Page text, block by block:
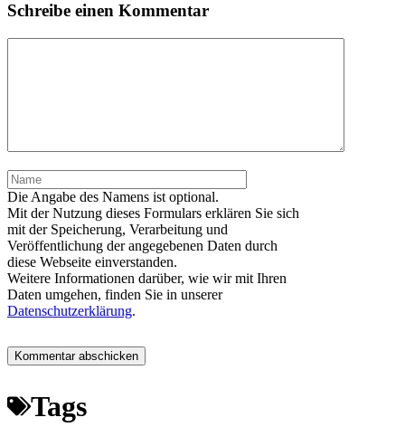
Schreibe einen Kommentar
Name
Die Angabe des Namens ist optional.
Mit der Nutzung dieses Formulars erklären Sie sich
mit der Speicherung, Verarbeitung und
Veröffentlichung der angegebenen Daten durch
diese Webseite einverstanden.
Weitere Informationen darüber, wie wir mit Ihren
Daten umgehen, finden Sie in unserer
Datenschutzerklärung.
Tags